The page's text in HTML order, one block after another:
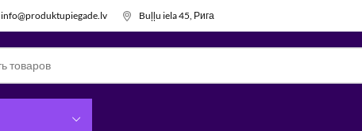
info@produktupiegade.lv Buļļu iela 45, Рига